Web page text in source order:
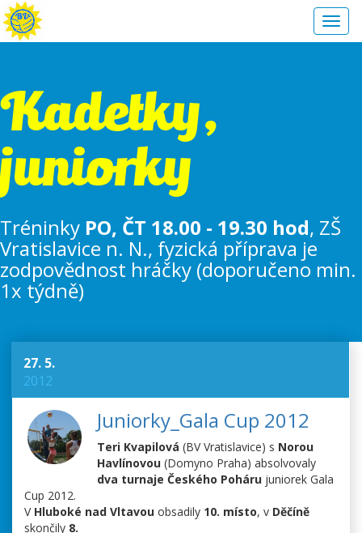
Kadetky,
juniorky
Tréninky PO, ČT 18.00 - 19.30 hod, ZŠ
Vratislavice n. N., fyzická příprava je
zodpovědnost hráčky (doporučeno min.
1x týdně)
27. 5.
2012
Juniorky_Gala Cup 2012
Teri Kvapilová (BV Vratislavice) s Norou
Havlínovou(Domyno Praha) absolvovaly
dva turnaje Českého Pohárujuniorek Gala
Cup 2012.
V Hluboké nad Vltavou obsadily 10. místo, v Děčíně
skončily 8.